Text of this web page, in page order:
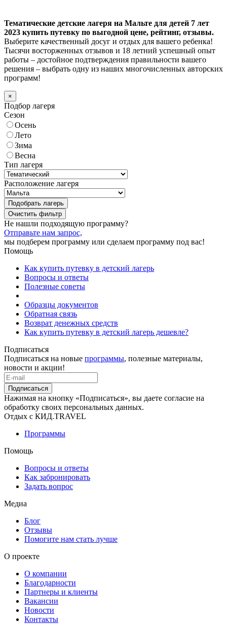
Тематические детские лагеря на Мальте для детей 7 лет
2023 купить путевку по выгодной цене, рейтинг, отзывы.
Выберите качественный досуг и отдых для вашего ребенка!
Тысячи восторженных отзывов и 18 летний успешный опыт
работы – достойное подтверждения правильности вашего
решения – выбрать одну из наших многочисленных авторских
программ!
×
Подбор лагеря
Сезон
Осень
Лето
Зима
Весна
Тип лагеря
Расположение лагеря
Подобрать лагерь
Не нашли подходящую программу?
Отправьте нам запрос,
мы подберем программу или сделаем программу под вас!
Помощь
Как купить путевку в детский лагерь
Вопросы и ответы
Полезные советы
Образцы документов
Обратная связь
Возврат денежных средств
Как купить путевку в детский лагерь дешевле?
Подписаться
Подписаться на новые программы, полезные материалы,
новости и акции!
Подписаться
Нажимая на кнопку «Подписаться», вы даете согласие на
обработку своих персональных данных.
Отдых с КИД.TRAVEL
Программы
Помощь
Вопросы и ответы
Как забронировать
Задать вопрос
Медиа
Блог
Отзывы
Помогите нам стать лучше
О проекте
О компании
Благодарности
Партнеры и клиенты
Вакансии
Новости
Контакты